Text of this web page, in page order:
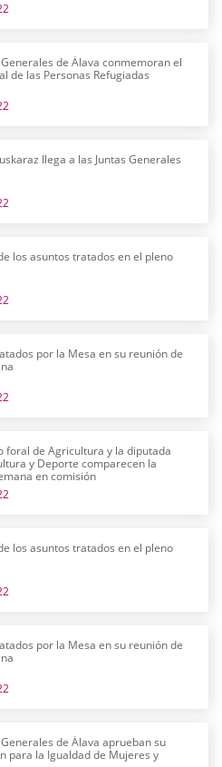
Generales de Álava conmemoran el
de las Personas Refugiadas
llega a las Juntas Generales
los asuntos tratados en el pleno
por la Mesa en su reunión de
foral de Agricultura y la diputada
y Deporte comparecen la
en comisión
los asuntos tratados en el pleno
por la Mesa en su reunión de
Generales de Álava aprueban su
para la Igualdad de Mujeres y